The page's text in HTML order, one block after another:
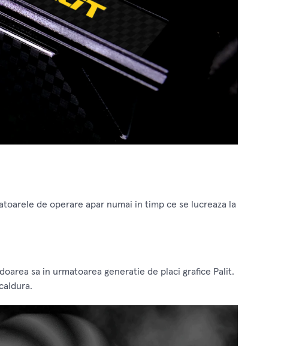
de operare apar numai in timp ce se lucreaza la
sa in urmatoarea generatie de placi grafice Palit.